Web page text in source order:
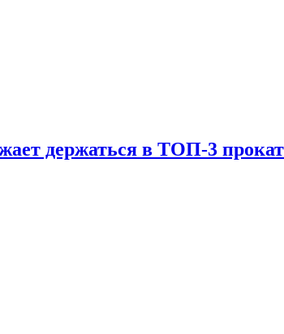
держаться в ТОП-3